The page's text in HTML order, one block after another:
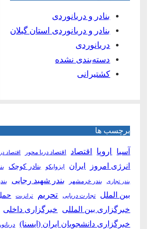
بنادر و دریانوردی
بنادر و دریانوردی استان گیلان
دریانوردی
دسته‌بندی نشده
کشتیرانی
برچسب ها
آسیا اروپا اقتصاد اقتصاد دریا محور اقتصاد
انرژی امروز ایران ایزوایکو بنادر کوچک
بندر تجاری بندر خرمشهر بندر شهید رجایی
بین الملل تجارت دریایی تحریم ترانزیت
خبرگزاری بین المللی خبرگزاری داخلی
خبرگزاری دانشجویان ایران (ایسنا)